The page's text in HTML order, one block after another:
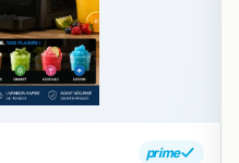
prime